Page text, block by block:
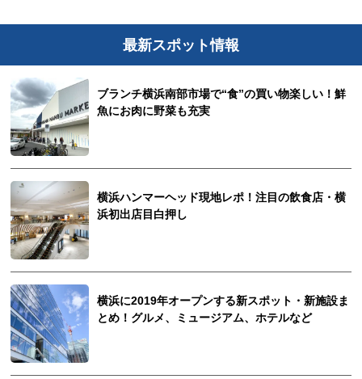
最新スポット情報
ブランチ横浜南部市場で“食”の買い物楽しい！鮮
魚にお肉に野菜も充実
横浜ハンマーヘッド現地レポ！注目の飲食店・横
浜初出店目白押し
横浜に2019年オープンする新スポット・新施設ま
とめ！グルメ、ミュージアム、ホテルなど